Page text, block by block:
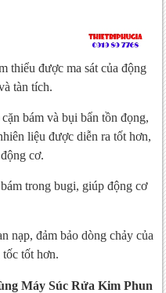
thiểu được ma sát của động
tàn tích.
bám và bụi bẩn tồn đọng,
liệu được diễn ra tốt hơn,
cơ.
trong bugi, giúp động cơ
nạp, đảm bảo dòng chảy của
tốt hơn.
Máy Súc Rửa Kim Phun